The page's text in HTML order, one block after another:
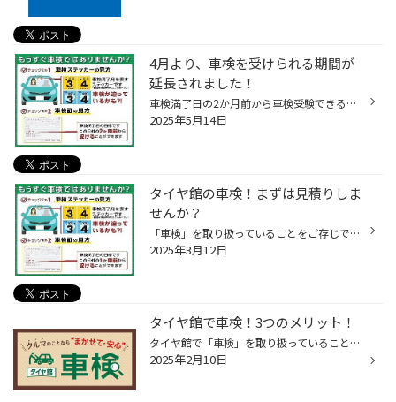
4月より、車検を受けられる期間が
延長されました！
車検満了日の2か月前から車検受験できるようになったことご存知ですか？ 2025年4月より、道路運送車両法施行規則等が改正され 「車検証の有効期間満了日の2ヵ月前から満了日までの間」に車検を受けても、 残存する有効期限が失われないことになったということで、 車検が非常に込み合う時期を避けた...
2025年5月14日
タイヤ館の車検！まずは見積りしま
せんか？
「車検」を取り扱っていることをご存じですか？ タイヤだけではなく、オイルやバッテリー交換など、メンテナンスも幅広く手掛けており、 車検も安心して、当店におまかせいただくことができます！ まずはお客様のおクルマに貼ってある「車検シール」を確認しましょう！ 特に車検シールが「3月・4月...
2025年3月12日
タイヤ館で車検！3つのメリット！
タイヤ館で「車検」を取り扱っていることをご存じですか？ タイヤだけではなく、オイルやバッテリーの交換など、メンテナンスも幅広く手掛けており、 車検も安心してタイヤ館におまかせいただくことができます！ タイヤ館で車検を受ける3つのメリット！ ＜メリット その1＞交換部品がお得！ タイヤ...
2025年2月10日